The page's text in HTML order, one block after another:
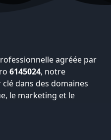
agréée par
6145024, notre
dans des domaines
le marketing et le